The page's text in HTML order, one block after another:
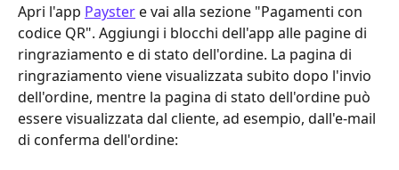
Apri l'app Payster e vai alla sezione "Pagamenti con
codice QR". Aggiungi i blocchi dell'app alle pagine di
ringraziamento e di stato dell'ordine. La pagina di
ringraziamento viene visualizzata subito dopo l'invio
dell'ordine, mentre la pagina di stato dell'ordine può
essere visualizzata dal cliente, ad esempio, dall'e-mail
di conferma dell'ordine: